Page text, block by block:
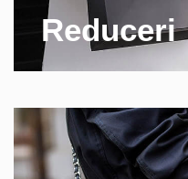
Reduceri